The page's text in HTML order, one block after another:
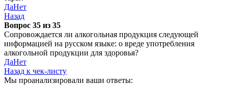
ДаНет
Назад
Вопрос 35 из 35
Сопровождается ли алкогольная продукция следующей
информацией на русском языке: о вреде употребления
алкогольной продукции для здоровья?
ДаНет
Назад к чек-листу
Мы проанализировали ваши ответы: